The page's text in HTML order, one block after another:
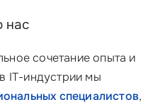
нас
сочетание опыта и
IT-индустрии мы
специалистов,